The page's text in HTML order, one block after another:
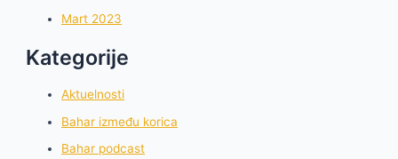
Mart 2023
Kategorije
Aktuelnosti
Bahar između korica
Bahar podcast